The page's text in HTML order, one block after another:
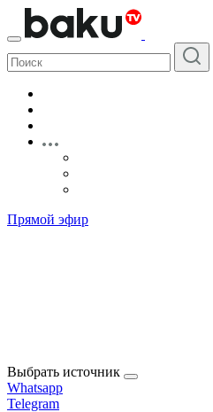
Прямой эфир
Выбрать источник
Whatsapp
Telegram